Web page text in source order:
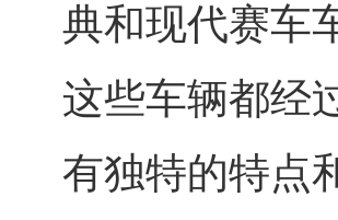
典和现代赛车
这些车辆都经
有独特的特点